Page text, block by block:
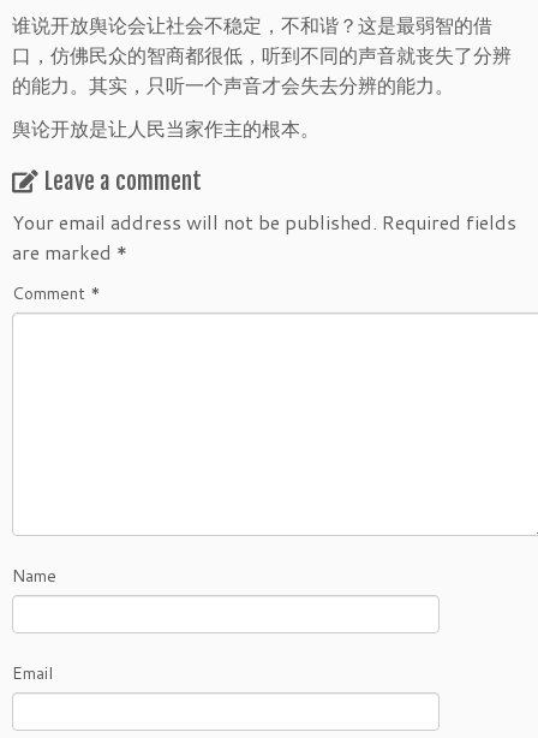
谁说开放舆论会让社会不稳定，不和谐？这是最弱智的借
口，仿佛民众的智商都很低，听到不同的声音就丧失了分辨
的能力。其实，只听一个声音才会失去分辨的能力。
舆论开放是让人民当家作主的根本。
Leave a comment
Your email address will not be published. Required fields
are marked *
Comment *
Name
Email